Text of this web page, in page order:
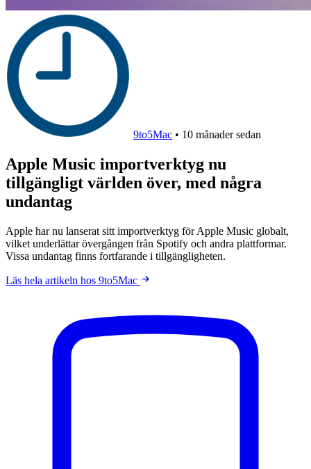
9to5Mac • 10 månader sedan
Apple Music importverktyg nu
tillgängligt världen över, med några
undantag
Apple har nu lanserat sitt importverktyg för Apple Music globalt,
vilket underlättar övergången från Spotify och andra plattformar.
Vissa undantag finns fortfarande i tillgängligheten.
Läs hela artikeln hos 9to5Mac